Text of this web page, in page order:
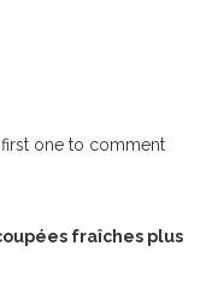
one to comment
fraîches plus